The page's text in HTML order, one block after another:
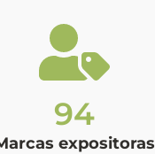
94
expositoras